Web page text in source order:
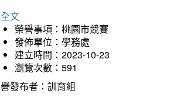
文
榮譽事項：桃園市競賽
發佈單位：學務處
建立時間：2023-10-23
瀏覽次數：591
發布者：訓育組